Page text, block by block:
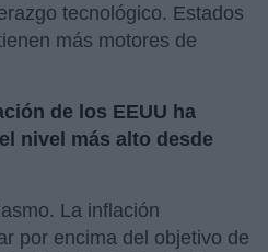
tecnológico. Estados
más motores de
de los EEUU ha
nivel más alto desde
La inflación
por encima del objetivo de